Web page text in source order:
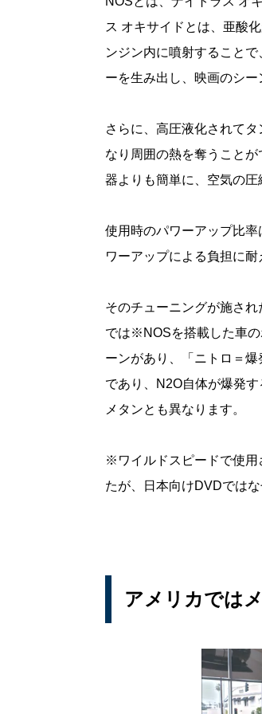
ス オキサイドとは、亜酸
ンジン内に噴射すること
ーを生み出し、映画のシ
さらに、高圧液化されて
なり周囲の熱を奪うこと
器よりも簡単に、空気の圧
使用時のパワーアップ比
ワーアップによる負担に
そのチューニングが施さ
では※NOSを搭載した車
ーンがあり、「ニトロ＝
であり、N2O自体が爆発
メタンとも異なります。
※ワイルドスピードで使用
たが、日本向けDVDでは
アメリカでは